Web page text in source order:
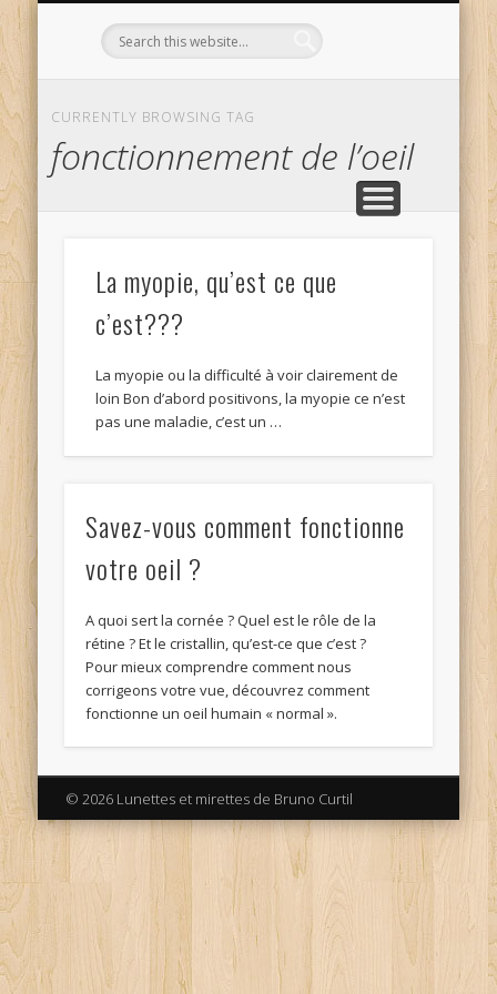
CURRENTLY BROWSING TAG
fonctionnement de l’oeil
La myopie, qu’est ce que
c’est???
La myopie ou la difficulté à voir clairement de
loin Bon d’abord positivons, la myopie ce n’est
pas une maladie, c’est un …
Savez-vous comment fonctionne
votre oeil ?
A quoi sert la cornée ? Quel est le rôle de la
rétine ? Et le cristallin, qu’est-ce que c’est ?
Pour mieux comprendre comment nous
corrigeons votre vue, découvrez comment
fonctionne un oeil humain « normal ».
© 2026 Lunettes et mirettes de Bruno Curtil